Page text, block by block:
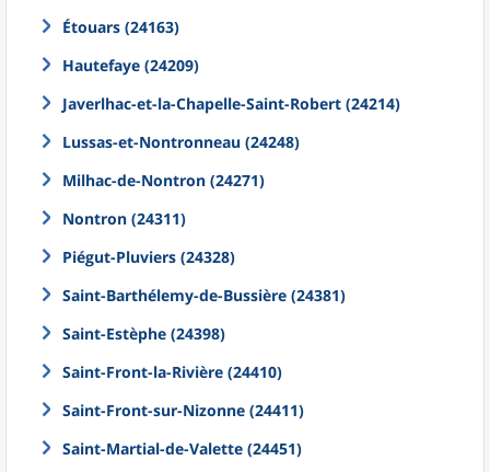
Étouars (24163)
Hautefaye (24209)
Javerlhac-et-la-Chapelle-Saint-Robert (24214)
Lussas-et-Nontronneau (24248)
Milhac-de-Nontron (24271)
Nontron (24311)
Piégut-Pluviers (24328)
Saint-Barthélemy-de-Bussière (24381)
Saint-Estèphe (24398)
Saint-Front-la-Rivière (24410)
Saint-Front-sur-Nizonne (24411)
Saint-Martial-de-Valette (24451)